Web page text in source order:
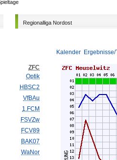
Regionalliga Nordost
Kalender
ZFC
Optik
HBSC2
VfBAu
1.FCM
FSVZw
FCV89
BAK07
WaNor